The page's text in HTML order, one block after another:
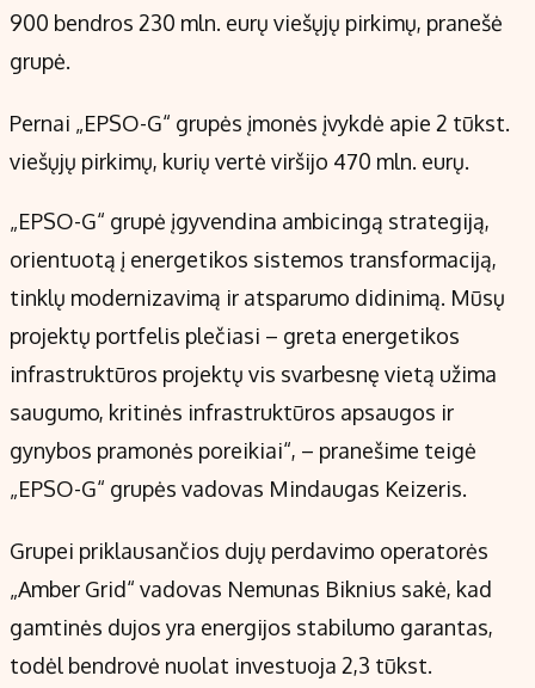
900 bendros 230 mln. eurų viešųjų pirkimų, pranešė
grupė.
Pernai „EPSO-G“ grupės įmonės įvykdė apie 2 tūkst.
viešųjų pirkimų, kurių vertė viršijo 470 mln. eurų.
„EPSO-G“ grupė įgyvendina ambicingą strategiją,
orientuotą į energetikos sistemos transformaciją,
tinklų modernizavimą ir atsparumo didinimą. Mūsų
projektų portfelis plečiasi – greta energetikos
infrastruktūros projektų vis svarbesnę vietą užima
saugumo, kritinės infrastruktūros apsaugos ir
gynybos pramonės poreikiai“, – pranešime teigė
„EPSO-G“ grupės vadovas Mindaugas Keizeris.
Grupei priklausančios dujų perdavimo operatorės
„Amber Grid“ vadovas Nemunas Biknius sakė, kad
gamtinės dujos yra energijos stabilumo garantas,
todėl bendrovė nuolat investuoja 2,3 tūkst.